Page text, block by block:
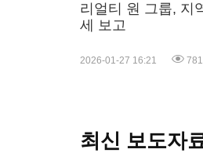
리얼티 원 그룹, 지
세 보고
2026-01-27 16:21 781
최신 보도자